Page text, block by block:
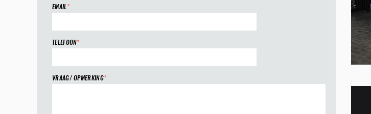
EMAIL*
TELEFOON*
VRAAG/ OPMERKING*